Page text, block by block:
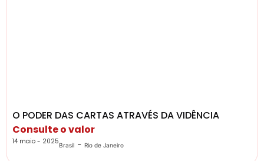
O PODER DAS CARTAS ATRAVÉS DA VIDÊNCIA
Consulte o valor
14 maio - 2025Brasil - Rio de Janeiro